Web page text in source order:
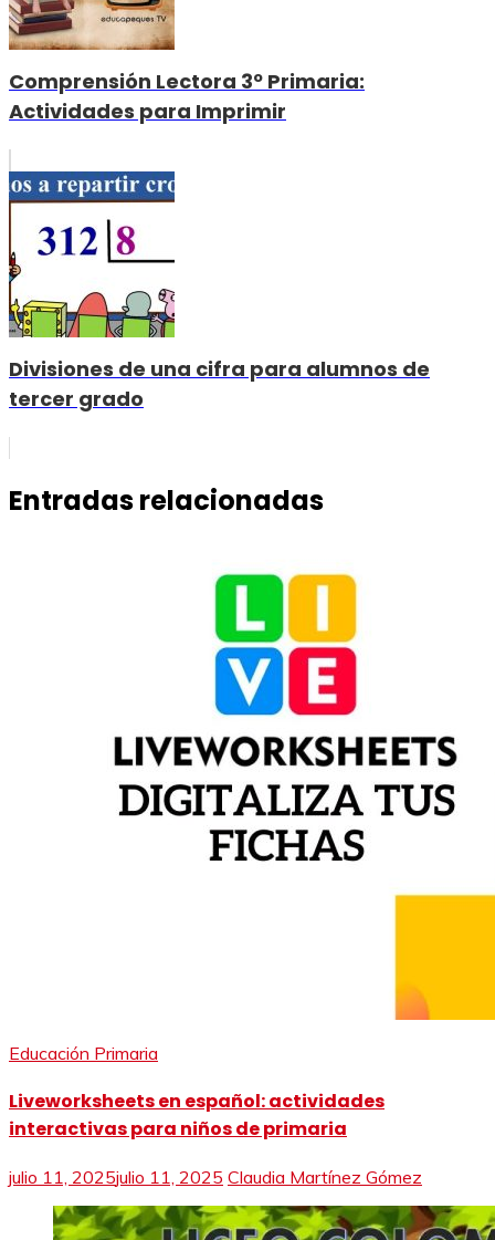
Comprensión Lectora 3º Primaria:
Actividades para Imprimir
Divisiones de una cifra para alumnos de
tercer grado
Entradas relacionadas
Educación Primaria
Liveworksheets en español: actividades
interactivas para niños de primaria
julio 11, 2025julio 11, 2025 Claudia Martínez Gómez